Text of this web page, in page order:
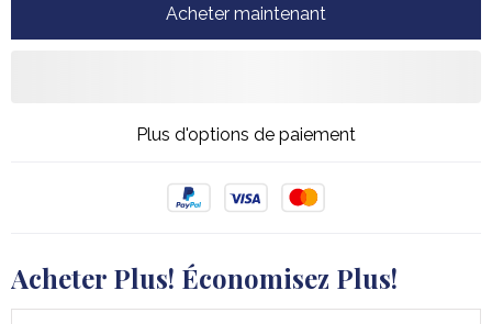
Acheter maintenant
Plus d'options de paiement
Acheter Plus! Économisez Plus!